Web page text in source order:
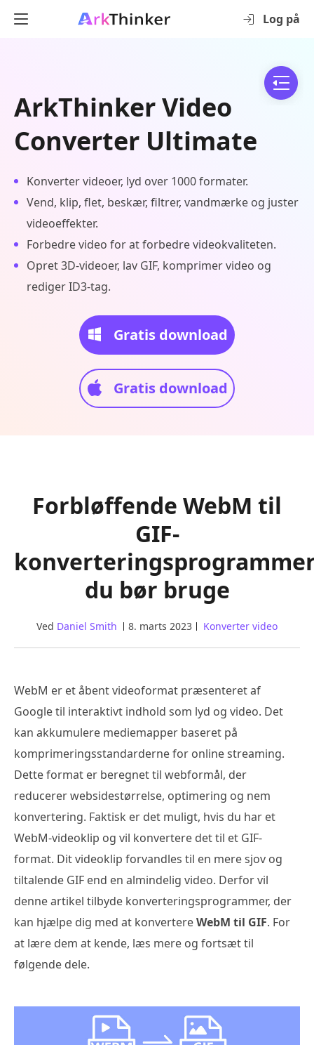
Log på
ArkThinker Video
Converter Ultimate
Konverter videoer, lyd over 1000 formater.
Vend, klip, flet, beskær, filtrer, vandmærke og juster
videoeffekter.
Forbedre video for at forbedre videokvaliteten.
Opret 3D-videoer, lav GIF, komprimer video og
rediger ID3-tag.
Gratis download
Gratis download
Forbløffende WebM til
GIF-
du bør bruge
Ved Daniel Smith 8. marts 2023 Konverter video
WebM er et åbent videoformat præsenteret af
Google til interaktivt indhold som lyd og video. Det
kan akkumulere mediemapper baseret på
komprimeringsstandarderne for online streaming.
Dette format er beregnet til webformål, der
reducerer websidestørrelse, optimering og nem
konvertering. Faktisk er det muligt, hvis du har et
WebM-videoklip og vil konvertere det til et GIF-
format. Dit videoklip forvandles til en mere sjov og
tiltalende GIF end en almindelig video. Derfor vil
denne artikel tilbyde konverteringsprogrammer, der
kan hjælpe dig med at konvertereWebM til GIF. For
at lære dem at kende, læs mere og fortsæt til
følgende dele.